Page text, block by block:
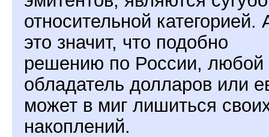
относительной категорией.
это значит, что подобно
решению по России, любой
обладатель долларов или
может в миг лишиться
накоплений.